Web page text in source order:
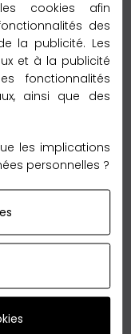
de nos qualités
reserve en
cookies afin
des
la publicité. Les
et à la publicité
fonctionnalités
ainsi que des
les implications
personnelles ?